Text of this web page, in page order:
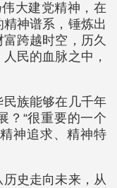
大建党精神，在
神谱系，锤炼出
跨越时空，历久
民的血脉之中，
族能够在几千年
？“很重要的一个
神追求、精神特
史走向未来，从